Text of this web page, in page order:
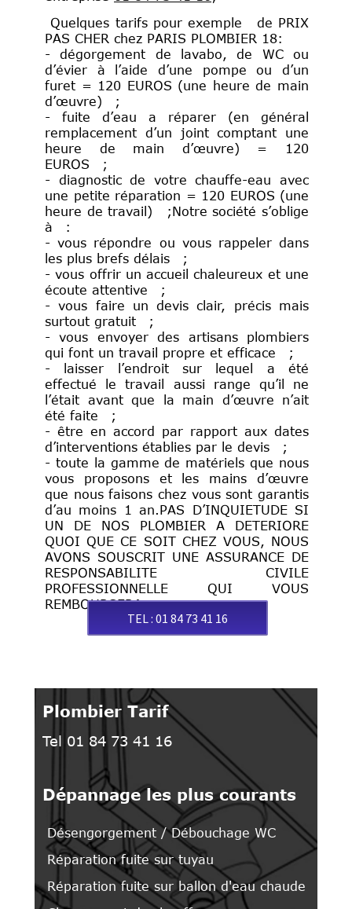
Plombier Tarif
Tel 01 84 73 41 16
Dépannage les plus courants
Désengorgement / Débouchage WC
Réparation fuite sur tuyau
Réparation fuite sur ballon d'eau chaude
Quelques tarifs pour exemple de PRIX
PAS CHER chez PARIS PLOMBIER 18:
- dégorgement de lavabo, de WC ou
d’évier à l’aide d’une pompe ou d’un
furet = 120 EUROS (une heure de main
d’œuvre) ;
- fuite d’eau a réparer (en général
remplacement d’un joint comptant une
heure de main d’œuvre) = 120
EUROS ;
- diagnostic de votre chauffe-eau avec
une petite réparation = 120 EUROS (une
heure de travail) ;Notre société s’oblige
à :
- vous répondre ou vous rappeler dans
les plus brefs délais ;
- vous offrir un accueil chaleureux et une
écoute attentive ;
- vous faire un devis clair, précis mais
surtout gratuit ;
- vous envoyer des artisans plombiers
qui font un travail propre et efficace ;
- laisser l’endroit sur lequel a été
effectué le travail aussi range qu’il ne
l’était avant que la main d’œuvre n’ait
été faite ;
- être en accord par rapport aux dates
d’interventions établies par le devis ;
- toute la gamme de matériels que nous
vous proposons et les mains d’œuvre
que nous faisons chez vous sont garantis
d’au moins 1 an.PAS D’INQUIETUDE SI
UN DE NOS PLOMBIER A DETERIORE
QUOI QUE CE SOIT CHEZ VOUS, NOUS
AVONS SOUSCRIT UNE ASSURANCE DE
RESPONSABILITE CIVILE
PROFESSIONNELLE QUI VOUS
REMBOURSERA.
TEL : 01 84 73 41 16